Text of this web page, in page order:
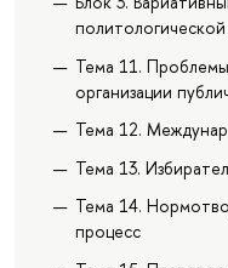
Тема 11.
организации
Тема 12.
Тема 13.
Тема 14.
процесс